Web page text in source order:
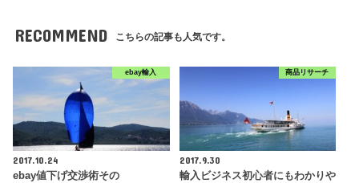
RECOMMEND こちらの記事も人気です。
ebay輸入
2017.10.24
ebay値下げ交渉術その
商品リサーチ
2017.9.30
輸入ビジネス初心者にもわかりや